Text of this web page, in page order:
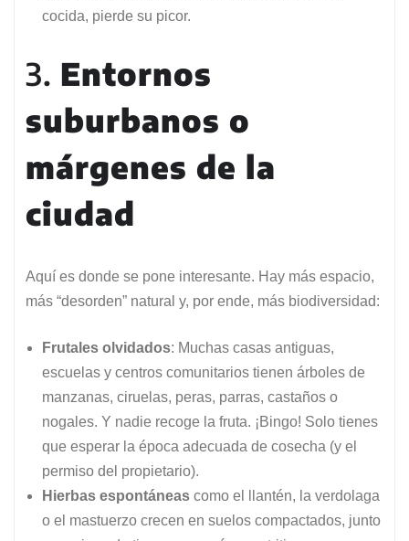
cocida, pierde su picor.
3. Entornos
suburbanos o
márgenes de la
ciudad
Aquí es donde se pone interesante. Hay más espacio,
más “desorden” natural y, por ende, más biodiversidad:
Frutales olvidados: Muchas casas antiguas,
escuelas y centros comunitarios tienen árboles de
manzanas, ciruelas, peras, parras, castaños o
nogales. Y nadie recoge la fruta. ¡Bingo! Solo tienes
que esperar la época adecuada de cosecha (y el
permiso del propietario).
Hierbas espontáneas como el llantén, la verdolaga
o el mastuerzo crecen en suelos compactados, junto